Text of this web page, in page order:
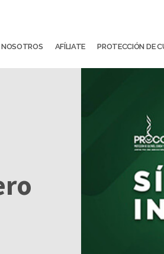
NOSOTROS AFÍLIATE PROTECCIÓN DE